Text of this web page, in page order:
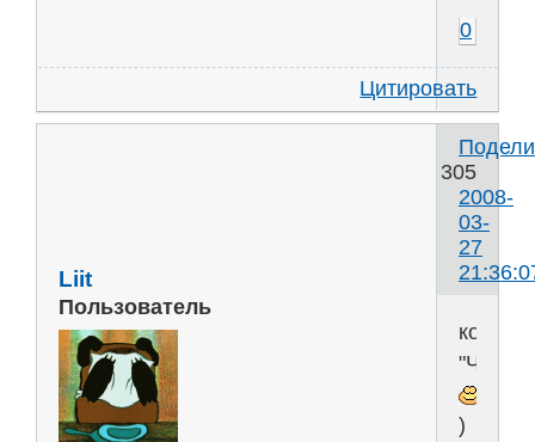
0
Цитировать
305
2008-
03-
27
Liit
Пользователь
"Чпок"
)